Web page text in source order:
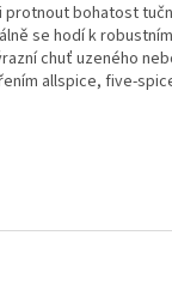
bohatost
se hodí k
chuť uzeného
allspice, five-